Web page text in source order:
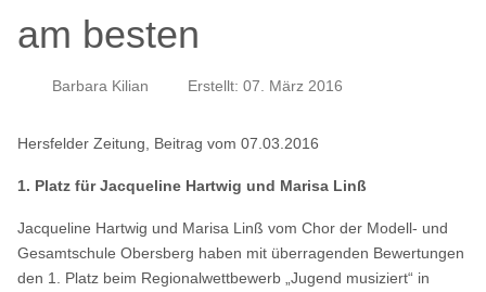
am besten
Barbara Kilian Erstellt: 07. März 2016
Hersfelder Zeitung, Beitrag vom 07.03.2016
1. Platz für Jacqueline Hartwig und Marisa Linß
Jacqueline Hartwig und Marisa Linß vom Chor der Modell- und
Gesamtschule Obersberg haben mit überragenden Bewertungen
den 1. Platz beim Regionalwettbewerb „Jugend musiziert“ in